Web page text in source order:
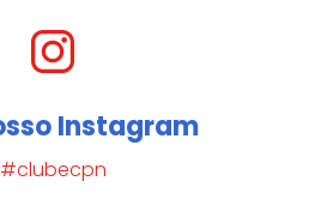
Instagram
#clubecpn